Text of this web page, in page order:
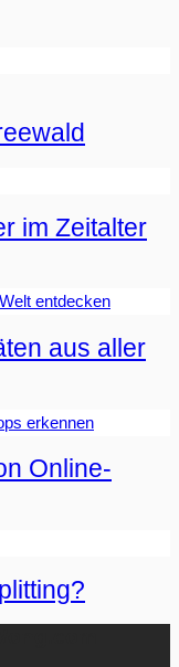
im Zeitalter
aus aller
Online-